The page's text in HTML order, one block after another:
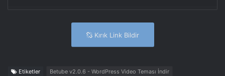
Kırık Link Bildir
Etiketler Betube v2.0.6 - WordPress Video Teması İndir